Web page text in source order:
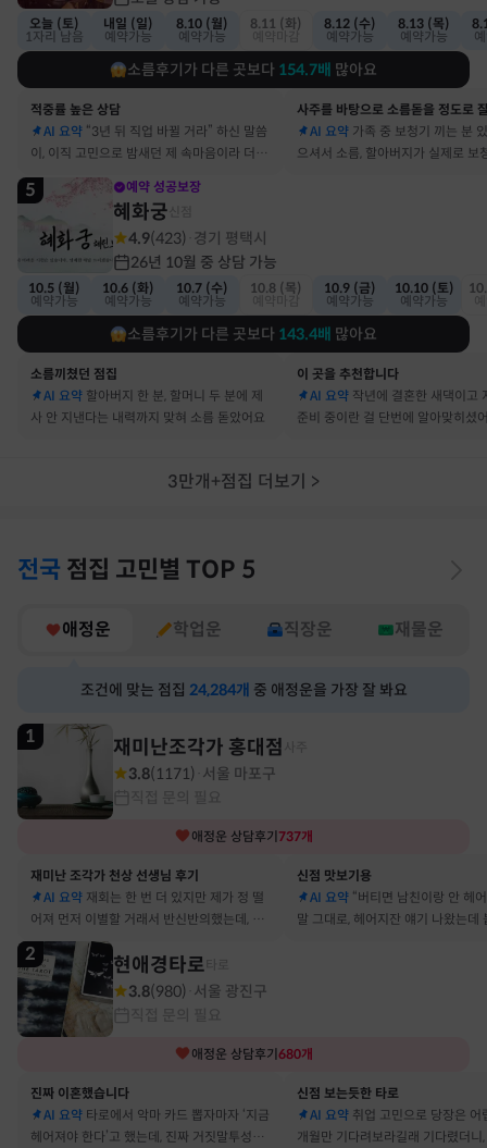
오늘 (토)
1자리 남음
내일 (일)
예약가능
8.10 (월)
예약가능
8.11 (화)
8.12 (수)
예약가능
8.13 (목)
예약가능
소름후기가 다른 곳보다 154.7배 많아요
적중률 높은 상담
AI 요약 “3년 뒤 직업 바뀔 거라” 하신 말씀
이, 이직 고민으로 밤새던 제 속마음이라 더 신
기했어요
AI 요약 가족 중 보청기 끼는 분
으셔서 소름, 할아버지가 실제로 보
5 예약 성공보장
혜화궁
4.9(423) 경기 평택시
26년 10월 중 상담 가능
10.5 (월)
예약가능
10.6 (화)
예약가능
10.7 (수)
예약가능
10.8 (목)
10.9 (금)
예약가능
10.10 (토)
예약가능
소름후기가 다른 곳보다 143.4배 많아요
소름끼쳤던 점집
AI 요약 할아버지 한 분, 할머니 두 분에 제
사 안 지낸다는 내력까지 맞혀 소름 돋았어요
이 곳을 추천합니다
AI 요약 작년에 결혼한 새댁이고
준비 중이란 걸 단번에 알아맞히셨
3만개+점집 더보기 >
전국 점집 고민별 TOP 5
애정운 학업운 직장운 재물운
조건에 맞는 점집 24,284개 중 애정운을 가장 잘 봐요
1 재미난조각가 홍대점
3.8(1171) 서울 마포구
애정운 상담후기 737개
재미난 조각가 천상 선생님 후기
AI 요약 재회는 한 번 더 있지만 제가 정 떨
어져 먼저 이별할 거래서 반신반의했는데, 정
말 재회 후 제가 먼저 헤어지자고 했어요
신점 맛보기용
AI 요약 “버티면 남친이랑 안 헤
말 그대로, 헤어지잔 얘기 나왔는데
2 현애경타로
3.8(980) 서울 광진구
애정운 상담후기 680개
진짜 이혼했습니다
AI 요약 타로에서 악마 카드 뽑자마자 ‘지금
헤어져야 한다’고 했는데, 진짜 거짓말투성이
신점 보는듯한 타로
AI 요약 취업 고민으로 당장은 어
개월만 기다려보라길래 기다렸더니